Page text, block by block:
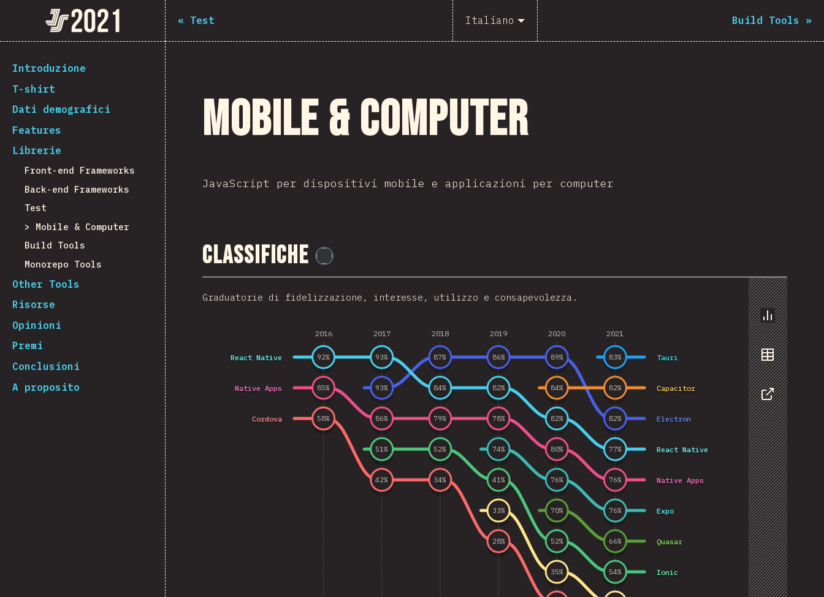
The State of JS 2021
[it-IT] general.back_to_intro
Introduzione
T-shirt
Dati demografici
Features
Librerie
Front-end Frameworks
Back-end Frameworks
Test
Mobile & Computer
Build Tools
Monorepo Tools
Other Tools
Risorse
Opinioni
Premi
Conclusioni
A proposito
« Test Italiano Build Tools »
Mobile & Computer
JavaScript per dispositivi mobile e applicazioni per computer
Classifiche
Grafico
Dati
Graduatorie di fidelizzazione, interesse, utilizzo e consapevolezza.
2016 2017 2018 2019 2020 2021
React Native
Native Apps
Cordova Electron
React Native
Native Apps
Ionic
Expo
Capacitor
Quasar
Tauri
93%
87% 86% 89%
82%
92% 93%
84% 82%
82%
77%
85%
86% 79% 78%
80%
76%
58%
42% 34%
28%
51% 52%
41%
52%
54%
33%
35%
74%
76%
76%
84% 82%
70%
66%
83%
Navigated to The State of JS 2021